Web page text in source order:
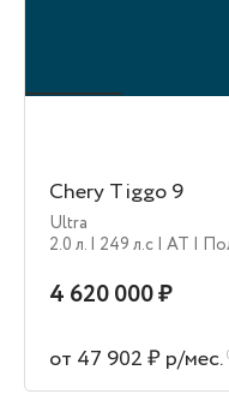
Chery Tiggo 9
Ultra
2.0 л. | 249 л.c | AT |
4 620 000 ₽
от 47 902 ₽ р/мес.